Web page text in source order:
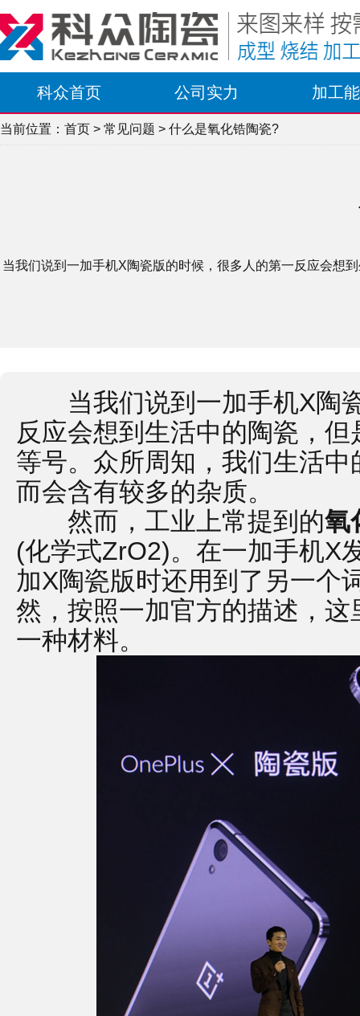
科众首页 公司实力 加工
当前位置： 首页 > 常见问题 > 什么是氧化锆陶瓷?
当我们说到一加手机X陶瓷版的时候，很多人的第一反应会想
当我们说到一加手机X陶
反应会想到生活中的陶瓷，
等号。众所周知，我们生活
而会含有较多的杂质。
然而，工业上常提到的氧
(化学式ZrO2)。在一加手机X
加X陶瓷版时还用到了另一个
然，按照一加官方的描述，
一种材料。